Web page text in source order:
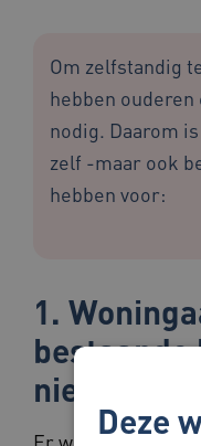
Om zelfstandig
hebben
nodig. Daarom
zelf -maar ook
hebben voor:
1.
bestaande
nieuwbouw;
Deze